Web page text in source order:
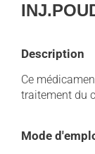
Description
Ce
traitement du
Mode